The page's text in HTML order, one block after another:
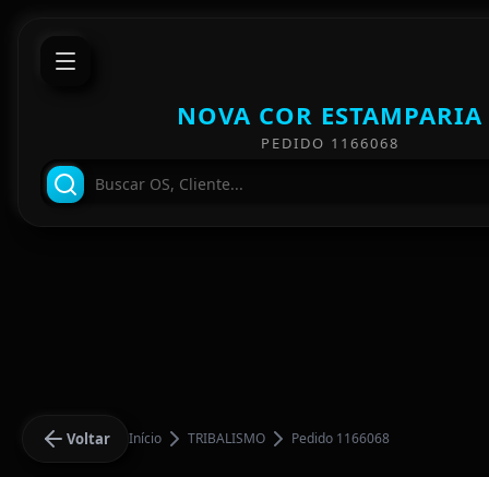
NOVA COR ESTAMPARIA
PEDIDO 1166068
Voltar Início TRIBALISMO Pedido 1166068